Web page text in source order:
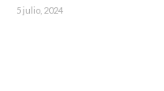
5 julio, 2024